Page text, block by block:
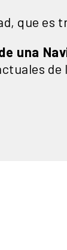
que es
una
de